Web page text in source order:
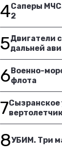
4Саперы
2
5Двигатели
дальней
6Военно-
флота
7
8УБИМ. Три